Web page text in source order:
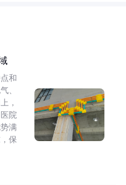
和
、
，
院
满
保